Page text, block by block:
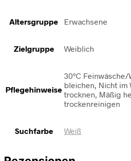
Altersgruppe Erwachsene
Zielgruppe Weiblich
Pflegehinweise
30°C
bleichen, Nicht im
trocknen, Mäßig
trockenreinigen
Suchfarbe Weiß